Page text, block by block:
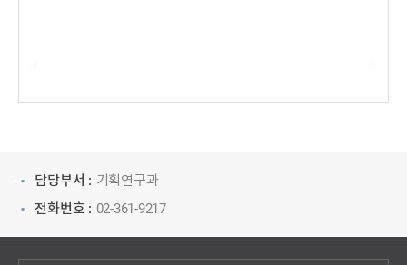
담당부서 : 기획연구과
전화번호 : 02-361-9217